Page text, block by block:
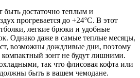
быть достаточно теплым и
прогревается до +24°C. В этот
легкие брюки и удобные
Однако даже в самые теплые месяцы,
возможны дождливые дни, поэтому
компактный зонт не будут лишними.
так что флисовая кофта или
должны быть в вашем чемодане.